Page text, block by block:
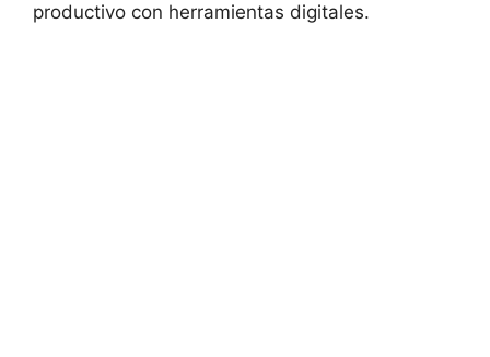
productivo con herramientas digitales.